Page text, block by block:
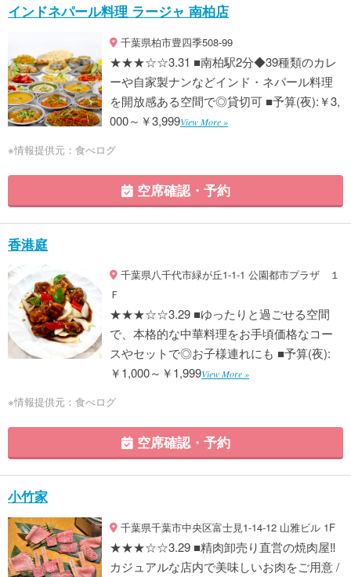
インドネパール料理 ラージャ 南柏店
千葉県柏市豊四季508-99
★★★☆☆3.31 ■南柏駅2分◆39種類のカレ
ーや自家製ナンなどインド・ネパール料理
を開放感ある空間で◎貸切可 ■予算(夜):￥3,
000～￥3,999View More »
※情報提供元：食べログ
空席確認・予約
香港庭
千葉県八千代市緑が丘1-1-1 公園都市プラザ １
Ｆ
★★★☆☆3.29 ■ゆったりと過ごせる空間
で、本格的な中華料理をお手頃価格なコー
スやセットで◎お子様連れにも ■予算(夜):
￥1,000～￥1,999View More »
※情報提供元：食べログ
空席確認・予約
小竹家
千葉県千葉市中央区富士見1-14-12 山雅ビル 1F
★★★☆☆3.29 ■精肉卸売り直営の焼肉屋‼︎
カジュアルな店内で美味しいお肉をご用意 /